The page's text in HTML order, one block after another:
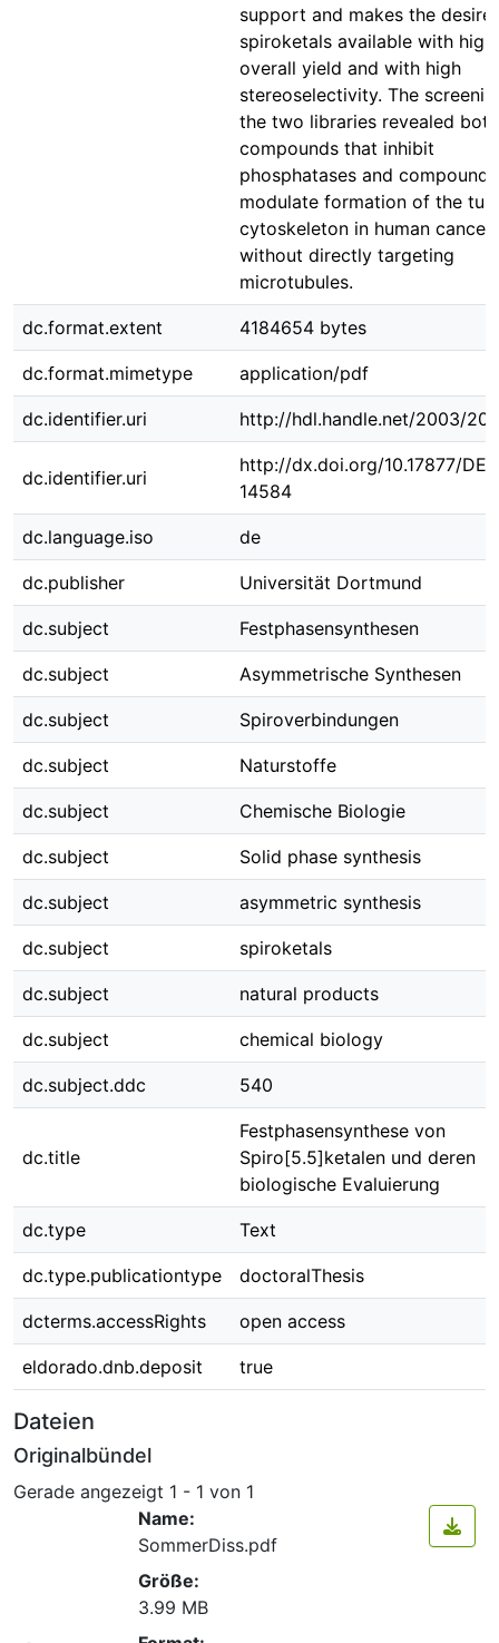
support and makes the
spiroketals available with high
overall yield and with high
stereoselectivity. The
the two libraries revealed
compounds that inhibit
phosphatases and
modulate formation of the
cytoskeleton in human cancer
without directly targeting
microtubules.
dc.format.extent 4184654 bytes
dc.format.mimetype application/pdf
dc.identifier.uri http://hdl.handle.net/2003/
dc.identifier.uri
http://dx.doi.org/10.17877/
14584
dc.language.iso de
dc.publisher Universität Dortmund
dc.subject Festphasensynthesen
dc.subject Asymmetrische Synthesen
dc.subject Spiroverbindungen
dc.subject Naturstoffe
dc.subject Chemische Biologie
dc.subject Solid phase synthesis
dc.subject asymmetric synthesis
dc.subject spiroketals
dc.subject natural products
dc.subject chemical biology
dc.subject.ddc 540
dc.title
Festphasensynthese von
Spiro[5.5]ketalen und deren
biologische Evaluierung
dc.type Text
dc.type.publicationtype doctoralThesis
dcterms.accessRights open access
eldorado.dnb.deposit true
Dateien
Originalbündel
Gerade angezeigt 1 - 1 von 1
Name:
SommerDiss.pdf
Größe:
3.99 MB